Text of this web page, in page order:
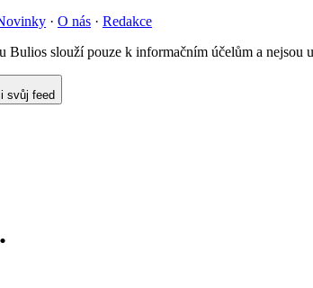
· O nás · Redakce
Bulios slouží pouze k informačním účelům a nejsou
svůj feed